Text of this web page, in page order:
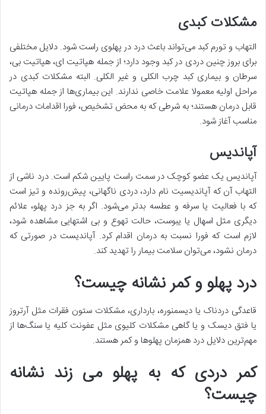
مشکلات کبدی
التهاب و تورم کبد می‌تواند باعث درد در پهلوی راست شود. دلایل مختلفی
برای بروز چنین دردی در کبد وجود دارد؛ از جمله هپاتیت ای، هپاتیت بی،
سرطان و بیماری کبد چرب الکلی و غیر الکلی. البته مشکلات کبدی در
مراحل اولیه معمولا علامت خاصی ندارند. این بیماری‌ها از جمله هپاتیت
قابل درمان هستند؛ به شرطی که به محض تشخیص، فورا اقدامات درمانی
مناسب آغاز شود.
آپاندیس
آپاندیس یک عضو کوچک در سمت راست پایین شکم است. درد ناشی از
التهاب آن که آپاندیسیت نام دارد، دردی ناگهانی، پیش‌رونده و تیز است
که با فعالیت یا سرفه و عطسه بدتر می‌شود. اگر به جز درد پهلو، علائم
دیگری مثل اسهال یا یبوست، حالت تهوع و بی اشتهایی مشاهده شود،
لازم است که فورا نسبت به درمان اقدام کرد. آپاندیست در صورتی که
درمان نشود، می‌توان سلامت بیمار را تهدید کند.
درد پهلو و کمر نشانه چیست؟
قاعدگی دردناک یا دیسمنوره، بارداری، مشکلات ستون فقرات مثل آرتروز
یا فتق دیسک و یا گاهی مشکلات کلیوی مثل عفونت کلیه یا سنگ‌ها از
مهم‌ترین دلایل درد همزمان پهلوها و کمر هستند.
کمر دردی که به پهلو می زند نشانه
چیست؟